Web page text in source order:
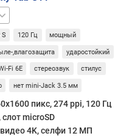
S 120 Гц мощный
,влагозащита ударостойкий
Fi 6E стереозвук стилус
нет mini-Jack 3.5 мм
пикс, 274 ppi, 120 Гц
слот microSD
4K, селфи 12 МП